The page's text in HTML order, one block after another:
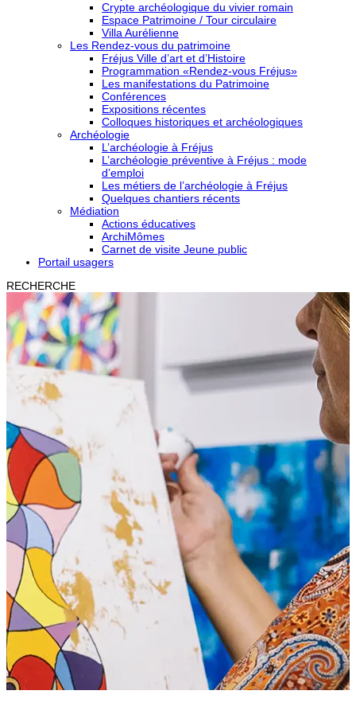
Crypte archéologique du vivier romain
Espace Patrimoine / Tour circulaire
Villa Aurélienne
Les Rendez-vous du patrimoine
Fréjus Ville d’art et d’Histoire
Programmation «Rendez-vous Fréjus»
Les manifestations du Patrimoine
Conférences
Expositions récentes
Colloques historiques et archéologiques
Archéologie
L’archéologie à Fréjus
L’archéologie préventive à Fréjus : mode
d’emploi
Les métiers de l’archéologie à Fréjus
Quelques chantiers récents
Médiation
Actions éducatives
ArchiMômes
Carnet de visite Jeune public
Portail usagers
RECHERCHE